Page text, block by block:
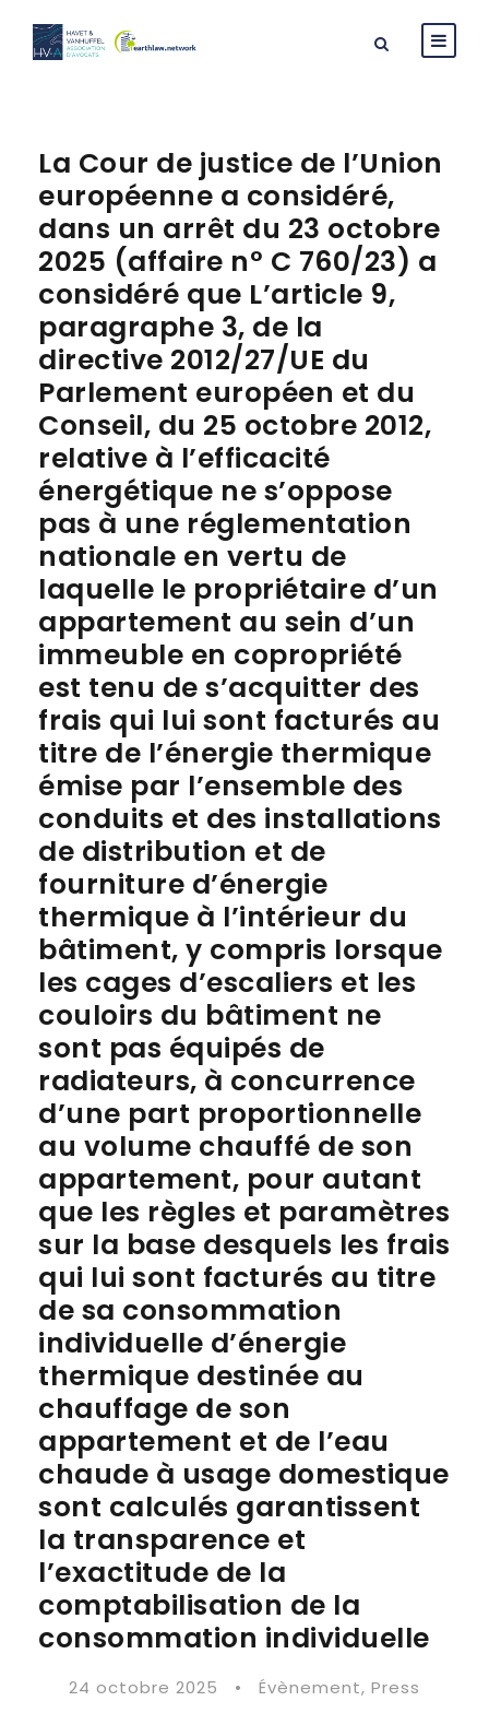
La Cour de justice de l’Union
européenne a considéré,
dans un arrêt du 23 octobre
2025 (affaire n° C 760/23) a
considéré que L’article 9,
paragraphe 3, de la
directive 2012/27/UE du
Parlement européen et du
Conseil, du 25 octobre 2012,
relative à l’efficacité
énergétique ne s’oppose
pas à une réglementation
nationale en vertu de
laquelle le propriétaire d’un
appartement au sein d’un
immeuble en copropriété
est tenu de s’acquitter des
frais qui lui sont facturés au
titre de l’énergie thermique
émise par l’ensemble des
conduits et des installations
de distribution et de
fourniture d’énergie
thermique à l’intérieur du
bâtiment, y compris lorsque
les cages d’escaliers et les
couloirs du bâtiment ne
sont pas équipés de
radiateurs, à concurrence
d’une part proportionnelle
au volume chauffé de son
appartement, pour autant
que les règles et paramètres
sur la base desquels les frais
qui lui sont facturés au titre
de sa consommation
individuelle d’énergie
thermique destinée au
chauffage de son
appartement et de l’eau
chaude à usage domestique
sont calculés garantissent
la transparence et
l’exactitude de la
comptabilisation de la
consommation individuelle
24 octobre 2025 • Évènement, Press